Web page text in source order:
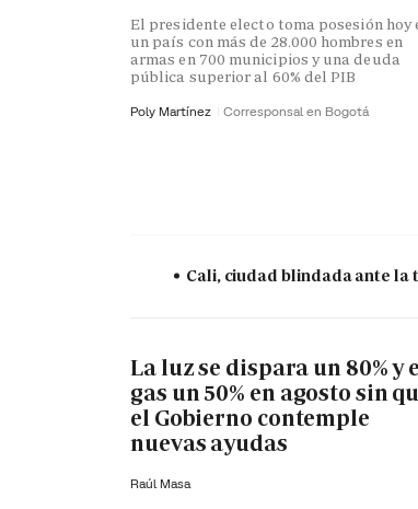
El presidente electo toma posesión hoy
un país con más de 28.000 hombres en
armas en 700 municipios y una deuda
pública superior al 60% del PIB
Poly Martínez Corresponsal en Bogotá
Cali, ciudad blindada ante
La luz se dispara un 80% y
gas un 50% en agosto sin
el Gobierno contemple
nuevas ayudas
Raúl Masa